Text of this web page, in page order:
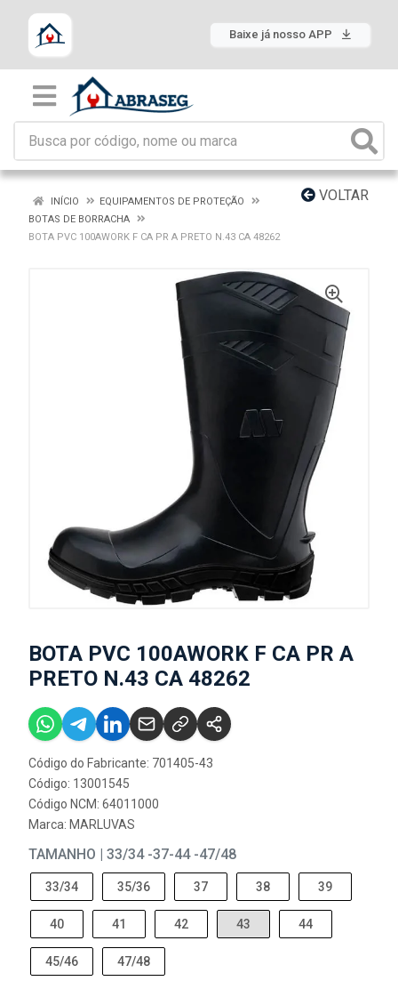
Baixe já nosso APP
VOLTAR
INÍCIO
EQUIPAMENTOS DE PROTEÇÃO
BOTAS DE BORRACHA
BOTA PVC 100AWORK F CA PR A PRETO N.43 CA 48262
BOTA PVC 100AWORK F CA PR A
PRETO N.43 CA 48262
Código do Fabricante: 701405-43
Código: 13001545
Código NCM: 64011000
Marca: MARLUVAS
TAMANHO | 33/34 -37-44 -47/48
33/34 35/36 37 38 39
40 41 42 43 44
45/46 47/48